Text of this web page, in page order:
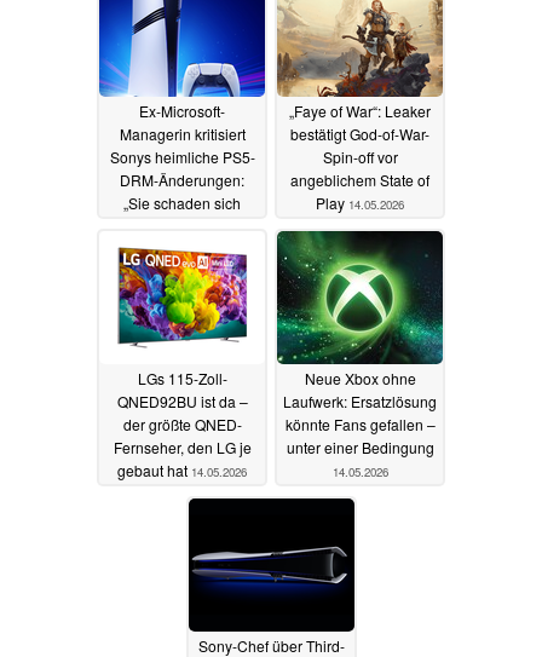
Ex-Microsoft-
Managerin kritisiert
Sonys heimliche PS5-
DRM-Änderungen:
„Sie schaden sich
„Faye of War“: Leaker
bestätigt God-of-War-
Spin-off vor
angeblichem State of
Play 14.05.2026
LGs 115-Zoll-
QNED92BU ist da –
der größte QNED-
Fernseher, den LG je
gebaut hat 14.05.2026
Neue Xbox ohne
Laufwerk: Ersatzlösung
könnte Fans gefallen –
unter einer Bedingung
14.05.2026
Sony-Chef über Third-